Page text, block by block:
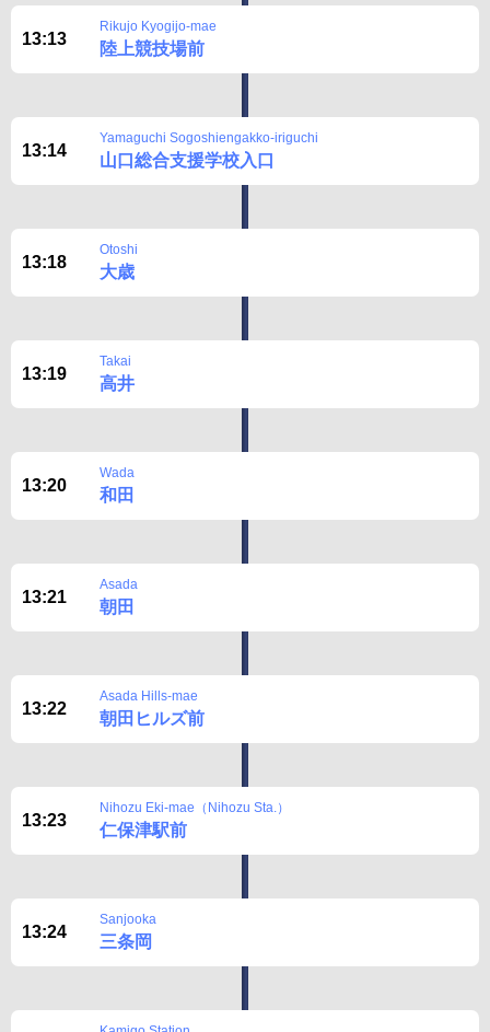
13:13
Rikujo Kyogijo-mae
陸上競技場前
13:14
Yamaguchi Sogoshiengakko-iriguchi
山口総合支援学校入口
13:18
Otoshi
大歳
13:19
Takai
高井
13:20
Wada
和田
13:21
Asada
朝田
13:22
Asada Hills-mae
朝田ヒルズ前
13:23
Nihozu Eki-mae（Nihozu Sta.）
仁保津駅前
13:24
Sanjooka
三条岡